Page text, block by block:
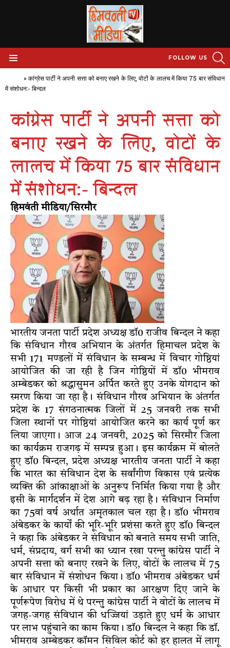
FOLLOW US
» कांग्रेस पार्टी ने अपनी सत्ता को बनाए रखने के लिए, वोटों के लालच में किया 75 बार संविधान
में संशोधन:- बिन्दल
कांग्रेस पार्टी ने अपनी सत्ता को
बनाए रखने के लिए, वोटों के
लालच में किया 75 बार संविधान
में संशोधन:- बिन्दल
हिमवंती मीडिया/सिरमौर
भारतीय जनता पार्टी प्रदेश अध्यक्ष डाॅ0 राजीव बिन्दल ने कहा
कि संविधान गौरव अभियान के अंतर्गत हिमाचल प्रदेश के
सभी 171 मण्डलों में संविधान के सम्बन्ध में विचार गोष्ठियां
आयोजित की जा रही है जिन गोष्ठियों में डाॅ0 भीमराव
अम्बेडकर को श्रद्धासुमन अर्पित करते हुए उनके योगदान को
स्मरण किया जा रहा है। संविधान गौरव अभियान के अंतर्गत
प्रदेश के 17 संगठनात्मक जिलों में 25 जनवरी तक सभी
जिला स्थानों पर गोष्ठियां आयोजित करने का कार्य पूर्ण कर
लिया जाएगा। आज 24 जनवरी, 2025 को सिरमौर जिला
का कार्यक्रम राजगढ़ में सम्पन्न हुआ। इस कार्यक्रम में बोलते
हुए डाॅ0 बिन्दल, प्रदेश अध्यक्ष भारतीय जनता पार्टी ने कहा
कि भारत का संविधान देश के सर्वांगीण विकास एवं प्रत्येक
व्यक्ति की आंकाक्षाओं के अनुरूप निर्मित किया गया है और
इसी के मार्गदर्शन में देश आगे बढ़ रहा है। संविधान निर्माण
का 75वां वर्ष अर्थात अमृतकाल चल रहा है। डाॅ0 भीमराव
अंबेडकर के कार्यों की भूरि-भूरि प्रशंसा करते हुए डाॅ0 बिन्दल
ने कहा कि अंबेडकर ने संविधान को बनाते समय सभी जाति,
धर्म, संप्रदाय, वर्ग सभी का ध्यान रखा परन्तु कांग्रेस पार्टी ने
अपनी सत्ता को बनाए रखने के लिए, वोटों के लालच में 75
बार संविधान में संशोधन किया। डाॅ0 भीमराव अंबेडकर धर्म
के आधार पर किसी भी प्रकार का आरक्षण दिए जाने के
पूर्णरूपेण विरोध में थे परन्तु कांग्रेस पार्टी ने वोटों के लालच में
जगह-जगह संविधान की धज्जियां उड़ाते हुए धर्म के आधार
पर लाभ पहुंचाने का काम किया। डाॅ0 बिन्दल ने कहा कि डाॅ.
भीमराव अम्बेडकर काॅमन सिविल कोर्ट को हर हालत में लागू